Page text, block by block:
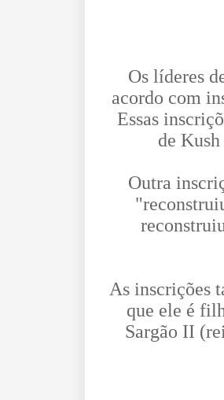
Os líderes
acordo com
Essas
de
Outra
As inscrições
que ele é
Sargão II